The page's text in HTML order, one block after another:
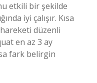
etkili bir şekilde
iyi çalışır. Kısa
düzenli
en az 3 ay
fark belirgin